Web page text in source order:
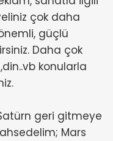
çok daha
güçlü
Daha çok
konularla
geri gitmeye
Mars